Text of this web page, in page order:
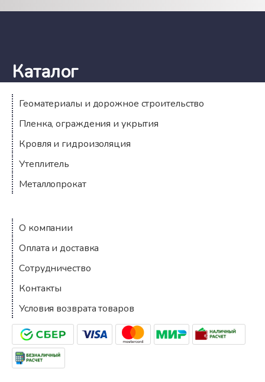
Каталог
Геоматериалы и дорожное строительство
Пленка, ограждения и укрытия
Кровля и гидроизоляция
Утеплитель
Металлопрокат
Компания
О компании
Оплата и доставка
Сотрудничество
Контакты
Условия возврата товаров